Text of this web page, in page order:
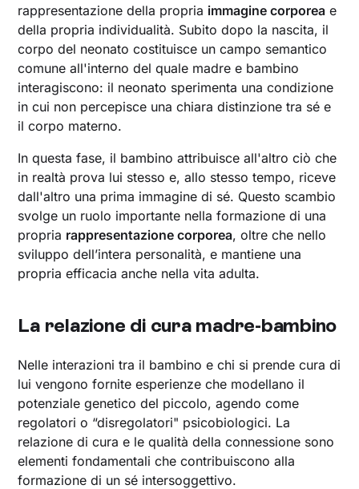
rappresentazione della propria immagine corporea e
della propria individualità. Subito dopo la nascita, il
corpo del neonato costituisce un campo semantico
comune all'interno del quale madre e bambino
interagiscono: il neonato sperimenta una condizione
in cui non percepisce una chiara distinzione tra sé e
il corpo materno.
In questa fase, il bambino attribuisce all'altro ciò che
in realtà prova lui stesso e, allo stesso tempo, riceve
dall'altro una prima immagine di sé. Questo scambio
svolge un ruolo importante nella formazione di una
propria rappresentazione corporea, oltre che nello
sviluppo dell’intera personalità, e mantiene una
propria efficacia anche nella vita adulta.
La relazione di cura madre-bambino
Nelle interazioni tra il bambino e chi si prende cura di
lui vengono fornite esperienze che modellano il
potenziale genetico del piccolo, agendo come
regolatori o “disregolatori" psicobiologici. La
relazione di cura e le qualità della connessione sono
elementi fondamentali che contribuiscono alla
formazione di un sé intersoggettivo.